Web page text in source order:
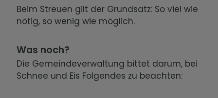
Beim Streuen gilt der Grundsatz: So viel wie
nötig, so wenig wie möglich.
Was noch?
Die Gemeindeverwaltung bittet darum, bei
Schnee und Eis Folgendes zu beachten: